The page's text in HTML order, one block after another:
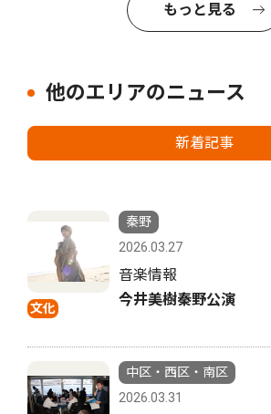
もっと見る
他のエリアのニュース
新着記事
文化
秦野
2026.03.27
音楽情報
今井美樹秦野公演
中区・西区・南区
2026.03.31